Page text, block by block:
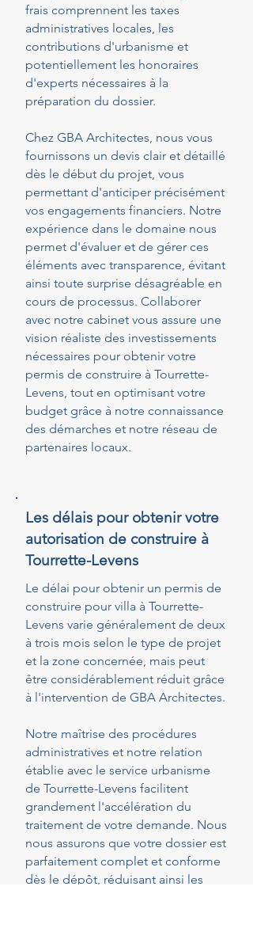
frais comprennent les taxes
administratives locales, les
contributions d'urbanisme et
potentiellement les honoraires
d'experts nécessaires à la
préparation du dossier.
Chez GBA Architectes, nous vous
fournissons un devis clair et détaillé
dès le début du projet, vous
permettant d'anticiper précisément
vos engagements financiers. Notre
expérience dans le domaine nous
permet d'évaluer et de gérer ces
éléments avec transparence, évitant
ainsi toute surprise désagréable en
cours de processus. Collaborer
avec notre cabinet vous assure une
vision réaliste des investissements
nécessaires pour obtenir votre
permis de construire à Tourrette-
Levens, tout en optimisant votre
budget grâce à notre connaissance
des démarches et notre réseau de
partenaires locaux.
Les délais pour obtenir votre
autorisation de construire à
Tourrette-Levens
Le délai pour obtenir un permis de
construire pour villa à Tourrette-
Levens varie généralement de deux
à trois mois selon le type de projet
et la zone concernée, mais peut
être considérablement réduit grâce
à l'intervention de GBA Architectes.
Notre maîtrise des procédures
administratives et notre relation
établie avec le service urbanisme
de Tourrette-Levens facilitent
grandement l'accélération du
traitement de votre demande. Nous
nous assurons que votre dossier est
parfaitement complet et conforme
dès le dépôt, réduisant ainsi les